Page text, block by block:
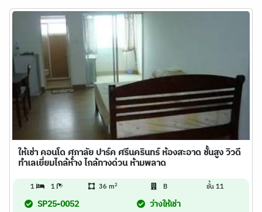
ให้เช่า คอนโด ศุภาลัย ปาร์ค ศรีนครินทร์ ห้องสะอาด ชั้นสูง วิวดี
ทำเลเยี่ยมไกล้ห้าง ไกล้ทางด่วน ห้ามพลาด
1 1 36 m2 B ชั้น 11
SP25-0052 ว่างให้เช่า